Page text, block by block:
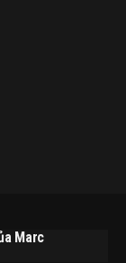
Marc